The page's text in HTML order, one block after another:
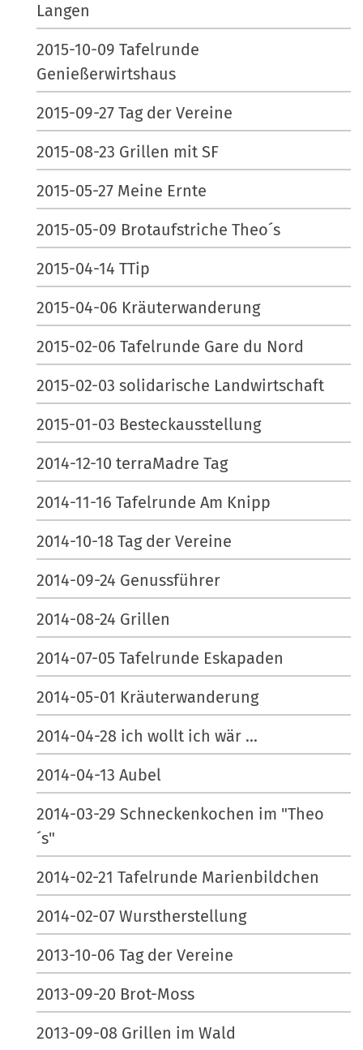
Langen
2015-10-09 Tafelrunde
Genießerwirtshaus
2015-09-27 Tag der Vereine
2015-08-23 Grillen mit SF
2015-05-27 Meine Ernte
2015-05-09 Brotaufstriche Theo´s
2015-04-14 TTip
2015-04-06 Kräuterwanderung
2015-02-06 Tafelrunde Gare du Nord
2015-02-03 solidarische Landwirtschaft
2015-01-03 Besteckausstellung
2014-12-10 terraMadre Tag
2014-11-16 Tafelrunde Am Knipp
2014-10-18 Tag der Vereine
2014-09-24 Genussführer
2014-08-24 Grillen
2014-07-05 Tafelrunde Eskapaden
2014-05-01 Kräuterwanderung
2014-04-28 ich wollt ich wär ...
2014-04-13 Aubel
2014-03-29 Schneckenkochen im "Theo
´s"
2014-02-21 Tafelrunde Marienbildchen
2014-02-07 Wurstherstellung
2013-10-06 Tag der Vereine
2013-09-20 Brot-Moss
2013-09-08 Grillen im Wald